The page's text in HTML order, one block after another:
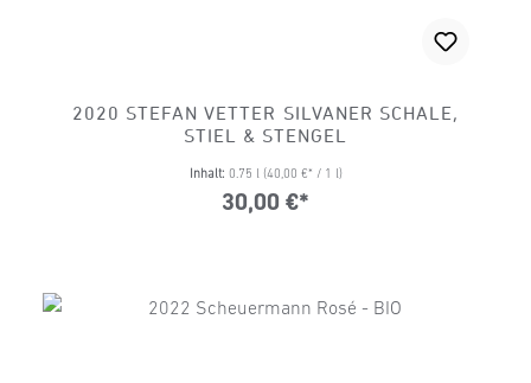
2020 STEFAN VETTER SILVANER SCHALE,
STIEL & STENGEL
Inhalt: 0.75 l (40,00 €* / 1 l)
30,00 €*